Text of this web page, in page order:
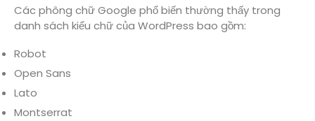
Các phông chữ Google phổ biến thường thấy trong
danh sách kiểu chữ của WordPress bao gồm:
Robot
Open Sans
Lato
Montserrat